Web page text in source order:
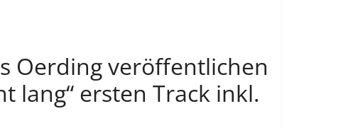
Oerding veröffentlichen
lang“ ersten Track inkl.